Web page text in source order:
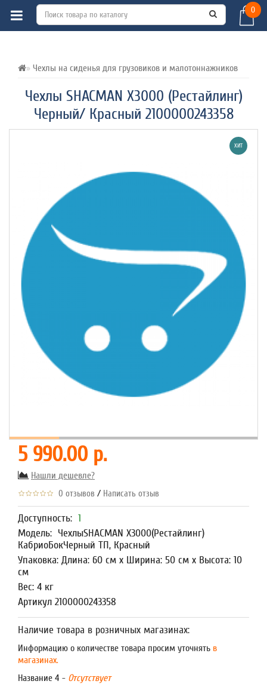
0
Чехлы на сиденья для грузовиков и малотоннажников
Чехлы SHACMAN X3000 (Рестайлинг)
Черный/ Красный 2100000243358
ВСЕ О ТОВАРЕ ХАРАКТЕРИСТИКИ
ХИТ
5 990.00 р.
Нашли дешевле?
0 отзывов / Написать отзыв
Доступность: 1
Модель: ЧехлыSHACMAN X3000(Рестайлинг)
КабриоБокЧерный ТП, Красный
Упаковка: Длина: 60 см x Ширина: 50 см x Высота: 10
см
Вес: 4 кг
Артикул 2100000243358
Наличие товара в розничных магазинах:
Информацию о количестве товара просим уточнять в
магазинах.
Название 4 - Отсутствует